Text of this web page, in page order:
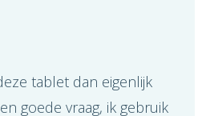
tablet dan eigenlijk
goede vraag, ik gebruik